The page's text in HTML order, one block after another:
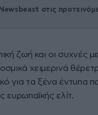
στις
ζωή και οι συχνές
χειμερινά
για τα ξένα έντυπα
ευρωπαϊκής ελίτ.